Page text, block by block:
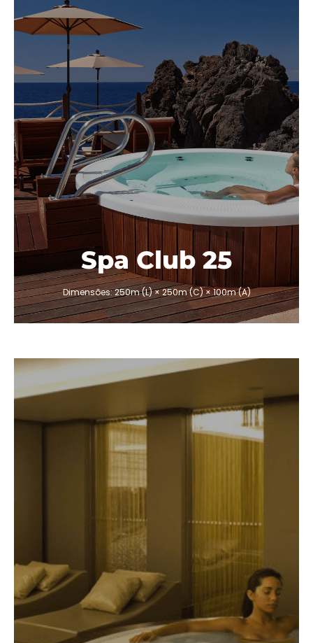
Spa Club 25
Dimensões: 250m (L) × 250m (C) × 100m (A)
spa-club-25
ø 2,50 x 1,00 m
7 Lugares
Jactos 24 (versão 1)
peso sem água 300Kg
pré-canalizado
Requer conexões hidráulicas
Equipamento técnico não incluído
Requer tanque de equilíbrio de transbordo
Concha Branco
Cobertura Opcional
ORÇAMENTO
spa-club-28
peso sem água 350Kg
Requer conexões hidráulicas
Equipamento técnico não incluído
Requer tanque de equilíbrio de transbordo
Concha Branco
Cobertura Opcional
1 motor de circulação
1 ou 2 motores de massagem
Concha Branco
Cobertura Opcional